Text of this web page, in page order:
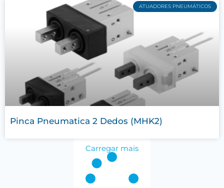
ATUADORES PNEUMÁTICOS
Pinca Pneumatica 2 Dedos (MHK2)
Carregar mais